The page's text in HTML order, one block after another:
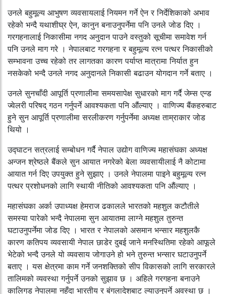
उनले बहुमूल्य आभुषण व्यवसायलाई नियमन गर्ने ऐन र निर्देशिकाको अभाव
रहेको भन्दै यथाशीघ्र ऐन, कानुन बनाउनुपर्नेमा पनि उनले जोड दिए ।
गरगहनालाई निकासीमा नगद अनुदान पाउने वस्तुको सूचीमा समावेश गर्न
पनि उनले माग गरे । नेपालबाट गरगहना र बहुमूल्य रत्न पत्थर निकासीको
सम्भावना उच्च रहेको तर लागतका कारण पर्याप्त मात्रामा निर्यात हुन
नसकेको भन्दै उनले नगद अनुदानले निकासी बढाउन योगदान गर्ने बताए ।
उनले सुनचाँदी आपूर्ति प्रणालीमा समयसापेक्ष सुधारको माग गर्दै जेम्स एन्ड
ज्वेलरी परिषद् गठन गर्नुपर्ने आवश्यकता पनि औंल्याए । वाणिज्य बैंकहरुबाट
हुने सुन आपूर्ति प्रणालीमा सरलीकरण गर्नुपर्नेमा अध्यक्ष ताम्राकार जोड
थियो ।
उद्घाटन सत्रलाई सम्बोधन गर्दै नेपाल उद्योग वाणिज्य महासंघका अध्यक्ष
अन्जन श्रेष्ठले बैंकले सुन आयात नगरेको बेला व्यवसायीलाई नै कोटामा
आयात गर्न दिए उपयुक्त हुने सुझाए । उनले नेपालमा पाइने बहुमूल्य रत्न
पत्थर प्रशोधनको लागि स्थायी नीतिको आवश्यकता पनि औंल्याए ।
महासंघका अर्का उपाध्यक्ष हेमराज ढकालले भारतको महशुल कटौतीले
समस्या पारेको भन्दै नेपालमा सुन आयातमा लाग्ने महशुल तुरुन्त
घटाउनुपर्नेमा जोड दिए । भारत र नेपालको असमान भन्सार महशुलकै
कारण कतिपय व्यवसायी नेपाल छाडेर दुबई जाने मनस्थितिमा रहेको आफूले
भेटेको भन्दै उनले यो व्यवसाय जोगाउने हो भने तुरुन्त भन्सार घटाउनुपर्ने
बताए । यस क्षेत्रमा काम गर्ने जनशक्तिको सीप विकासको लागि सरकारले
तालिमको व्यवस्था गर्नुपर्ने उनको सुझाव छ । अहिले गरगहना बनाउने
कालिगड नेपालमा नहुँदा भारतीय र बंगलादेशबाट ल्याउनुपर्ने अवस्था छ ।